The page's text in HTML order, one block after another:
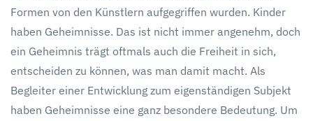
Formen von den Künstlern aufgegriffen wurden. Kinder
haben Geheimnisse. Das ist nicht immer angenehm, doch
ein Geheimnis trägt oftmals auch die Freiheit in sich,
entscheiden zu können, was man damit macht. Als
Begleiter einer Entwicklung zum eigenständigen Subjekt
haben Geheimnisse eine ganz besondere Bedeutung. Um